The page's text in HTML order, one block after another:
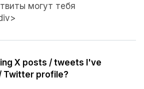
могут тебя
X posts / tweets I've
Twitter profile?